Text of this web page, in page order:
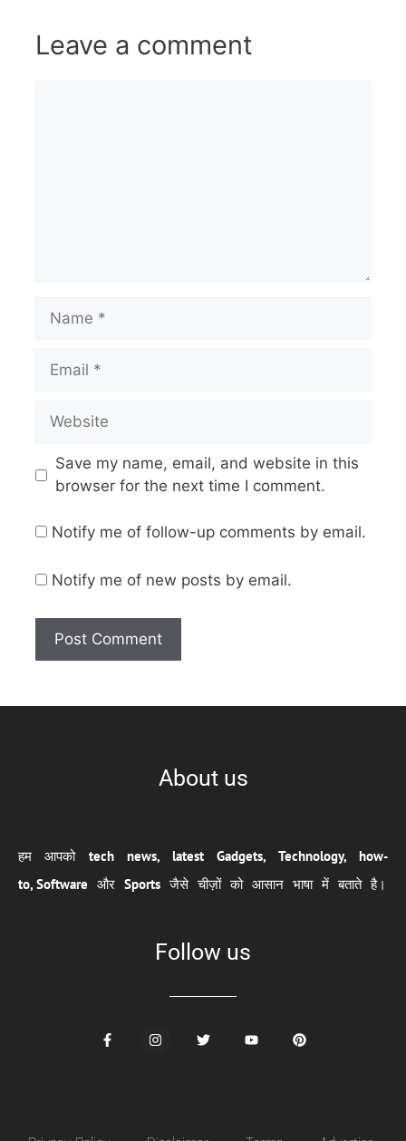
Leave a comment
Save my name, email, and website in this
browser for the next time I comment.
Notify me of follow-up comments by email.
Notify me of new posts by email.
About us
हम आपको tech news, latest Gadgets, Technology, how-
to, Software और Sports जैसे चीज़ों को आसान भाषा में बताते है।
Follow us